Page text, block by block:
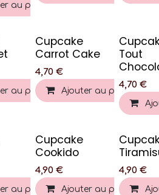
au panier
au panier
Cupcake
Carrot Cake
4,70 €
Ajouter au panier
Tout
4,70 €
au panier
Cupcake
Cookido
4,90 €
Ajouter au panier
4,90 €